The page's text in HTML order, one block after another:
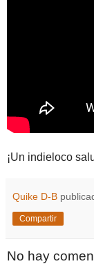
¡Un indieloco
Quike D-B
Compartir
No hay